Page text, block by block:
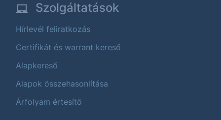
Szolgáltatások
Hírlevél feliratkozás
Certifikát és warrant kereső
Alapkereső
Alapok összehasonlítása
Árfolyam értesítő